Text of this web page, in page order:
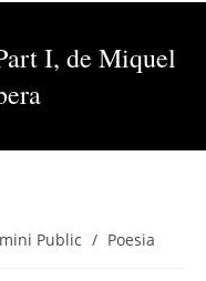
I, de Miquel
Public / Poesia